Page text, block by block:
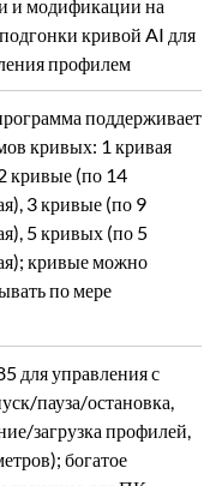
богатое
для ПК
выход, время/номер
температуры/
можно сохранять/
поддерживает
и журналы с
(1 с–1 ч) для